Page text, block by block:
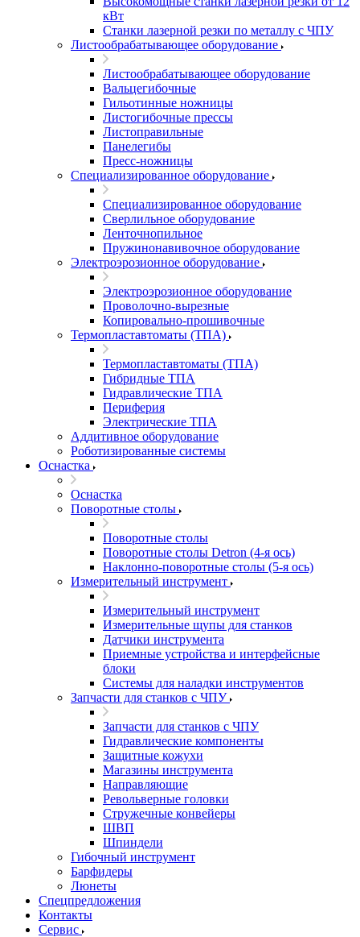
кВт
Станки лазерной резки по металлу с ЧПУ
Листообрабатывающее оборудование
Листообрабатывающее оборудование
Вальцегибочные
Гильотинные ножницы
Листогибочные прессы
Листоправильные
Панелегибы
Пресс-ножницы
Специализированное оборудование
Специализированное оборудование
Сверлильное оборудование
Ленточнопильное
Пружинонавивочное оборудование
Электроэрозионное оборудование
Электроэрозионное оборудование
Проволочно-вырезные
Копировально-прошивочные
Термопластавтоматы (ТПА)
Термопластавтоматы (ТПА)
Гибридные ТПА
Гидравлические ТПА
Периферия
Электрические ТПА
Аддитивное оборудование
Роботизированные системы
Оснастка
Оснастка
Поворотные столы
Поворотные столы
Поворотные столы Detron (4-я ось)
Наклонно-поворотные столы (5-я ось)
Измерительный инструмент
Измерительный инструмент
Измерительные щупы для станков
Датчики инструмента
Приемные устройства и интерфейсные
блоки
Системы для наладки инструментов
Запчасти для станков с ЧПУ
Запчасти для станков с ЧПУ
Гидравлические компоненты
Защитные кожухи
Магазины инструмента
Направляющие
Револьверные головки
Стружечные конвейеры
ШВП
Шпиндели
Гибочный инструмент
Барфидеры
Люнеты
Спецпредложения
Контакты
Сервис